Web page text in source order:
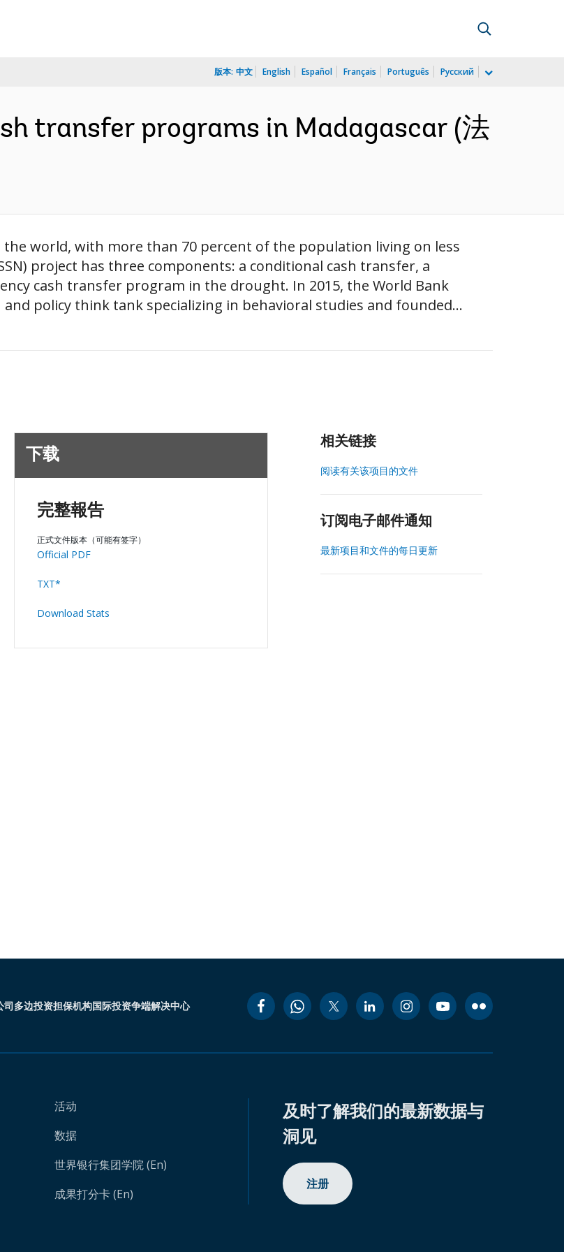
版本: 中文 English Español Français Português Русский
transfer programs in Madagascar (法
world, with more than 70 percent of the population living on less
project has three components: a conditional cash transfer, a
cash transfer program in the drought. In 2015, the World Bank
policy think tank specializing in behavioral studies and founded...
下载
完整報告
正式文件版本（可能有签字）
Official PDF
TXT*
Download Stats
相关链接
阅读有关该项目的文件
订阅电子邮件通知
最新项目和文件的每日更新
司多边投资担保机构国际投资争端解决中心
活动
数据
世界银行集团学院 (En)
成果打分卡 (En)
及时了解我们的最新数据与
洞见
注册